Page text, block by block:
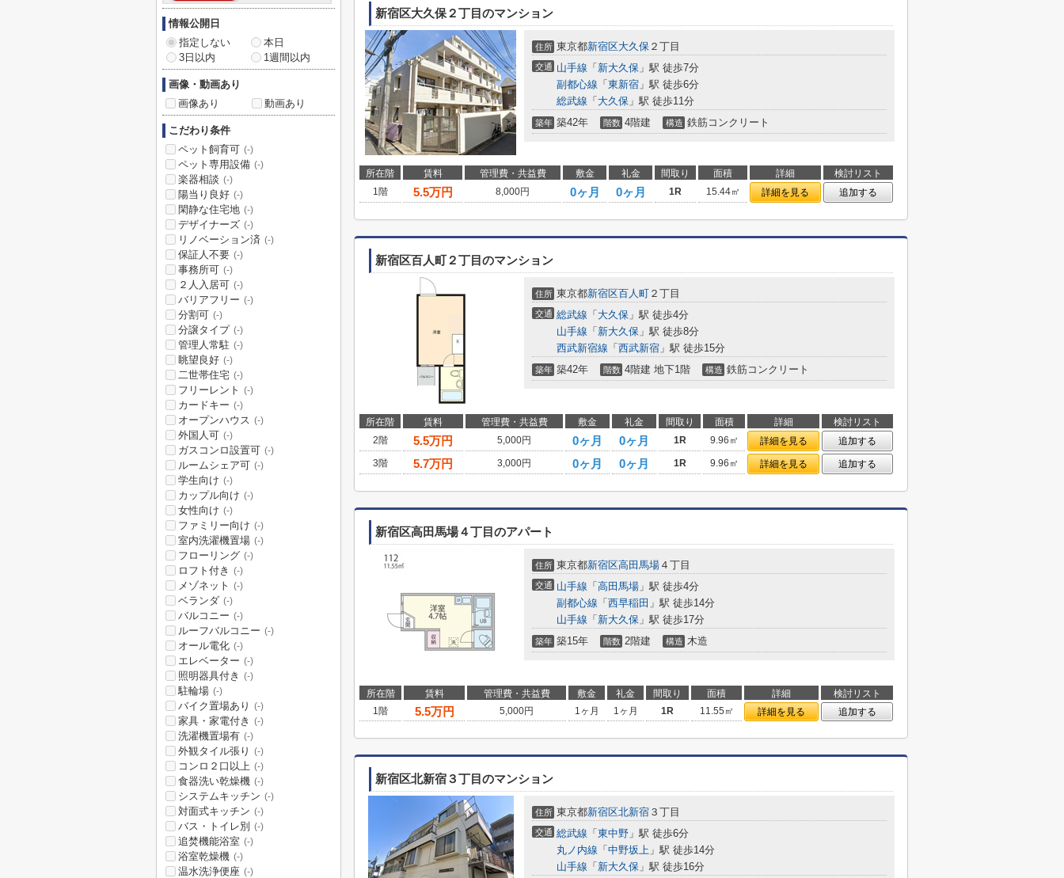
新宿区大久保２丁目のマンション
住所 東京都新宿区大久保 ２丁目
交通 山手線 「 新大久保 」駅 徒歩7分
副都心線 「 東新宿 」駅 徒歩6分
総武線 「 大久保 」駅 徒歩11分
築年 築42年 階数 4階建 構造 鉄筋コンクリート
所在階 賃料 管理費・共益費 敷金 礼金 間取り 面積 詳細
検討リスト
1階
5.5万円 8,000円 0ヶ月 0ヶ月 1R 15.44㎡ 詳細を見る 追加する
新宿区百人町２丁目のマンション
住所 東京都新宿区百人町 ２丁目
交通 総武線 「 大久保 」駅 徒歩4分
山手線 「 新大久保 」駅 徒歩8分
西武新宿線 「 西武新宿 」駅 徒歩15分
築年 築42年 階数 4階建 地下1階 構造 鉄筋コンクリート
所在階 賃料 管理費・共益費 敷金 礼金 間取り 面積 詳細
検討リスト
2階
5.5万円 5,000円 0ヶ月 0ヶ月 1R 9.96㎡ 詳細を見る
追加する
3階
5.7万円 3,000円 0ヶ月 0ヶ月 1R 9.96㎡ 詳細を見る 追加する
新宿区高田馬場４丁目のアパート
住所 東京都新宿区高田馬場 ４丁目
交通 山手線 「 高田馬場 」駅 徒歩4分
副都心線 「 西早稲田 」駅 徒歩14分
山手線 「 新大久保 」駅 徒歩17分
築年 築15年 階数 2階建 構造 木造
所在階 賃料 管理費・共益費 敷金 礼金 間取り 面積 詳細
検討リスト
1階
5.5万円 5,000円 1ヶ月 1ヶ月 1R 11.55㎡ 詳細を見る 追加する
新宿区北新宿３丁目のマンション
住所 東京都新宿区北新宿 ３丁目
交通 総武線 「 東中野 」駅 徒歩6分
丸ノ内線 「 中野坂上 」駅 徒歩14分
山手線 「 新大久保 」駅 徒歩16分
情報公開日
指定しない
本日
3日以内
1週間以内
画像・動画あり
画像あり
動画あり
こだわり条件
ペット飼育可 (-)
ペット専用設備 (-)
楽器相談 (-)
陽当り良好 (-)
閑静な住宅地 (-)
デザイナーズ (-)
リノベーション済 (-)
保証人不要 (-)
事務所可 (-)
２人入居可 (-)
バリアフリー (-)
分割可 (-)
分譲タイプ (-)
管理人常駐 (-)
眺望良好 (-)
二世帯住宅 (-)
フリーレント (-)
カードキー (-)
オープンハウス (-)
外国人可 (-)
ガスコンロ設置可 (-)
ルームシェア可 (-)
学生向け (-)
カップル向け (-)
女性向け (-)
ファミリー向け (-)
室内洗濯機置場 (-)
フローリング (-)
ロフト付き (-)
メゾネット (-)
ベランダ (-)
バルコニー (-)
ルーフバルコニー (-)
オール電化 (-)
エレベーター (-)
照明器具付き (-)
駐輪場 (-)
バイク置場あり (-)
家具・家電付き (-)
洗濯機置場有 (-)
外観タイル張り (-)
コンロ２口以上 (-)
食器洗い乾燥機 (-)
システムキッチン (-)
対面式キッチン (-)
バス・トイレ別 (-)
追焚機能浴室 (-)
浴室乾燥機 (-)
温水洗浄便座 (-)